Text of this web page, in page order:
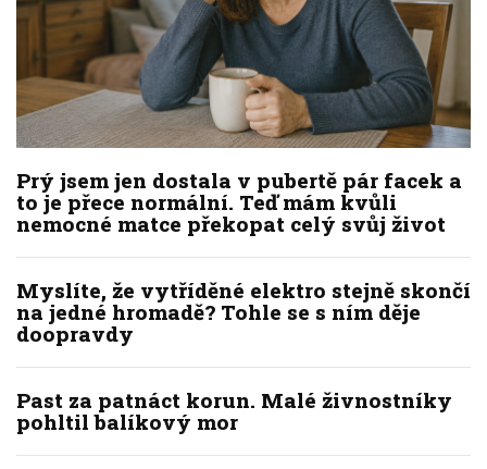
Prý jsem jen dostala v pubertě pár facek a
to je přece normální. Teď mám kvůli
nemocné matce překopat celý svůj život
Myslíte, že vytříděné elektro stejně skončí
na jedné hromadě? Tohle se s ním děje
doopravdy
Past za patnáct korun. Malé živnostníky
pohltil balíkový mor